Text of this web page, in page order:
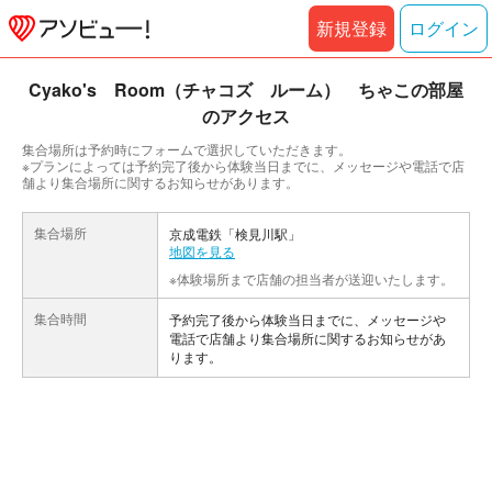
新規登録 ログイン
Cyako's Room（チャコズ ルーム） ちゃこの部屋
のアクセス
集合場所は予約時にフォームで選択していただきます。
※プランによっては予約完了後から体験当日までに、メッセージや電話で店
舗より集合場所に関するお知らせがあります。
集合場所
京成電鉄「検見川駅」
地図を見る
※体験場所まで店舗の担当者が送迎いたします。
集合時間
予約完了後から体験当日までに、メッセージや
電話で店舗より集合場所に関するお知らせがあ
ります。